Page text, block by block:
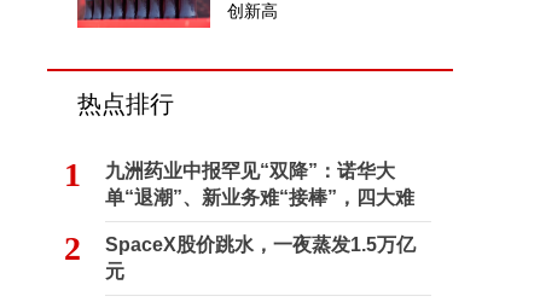
创新高
热点排行
1
九洲药业中报罕见“双降”：诺华大
单“退潮”、新业务难“接棒”，四大难
关待闯
2
SpaceX股价跳水，一夜蒸发1.5万亿
元